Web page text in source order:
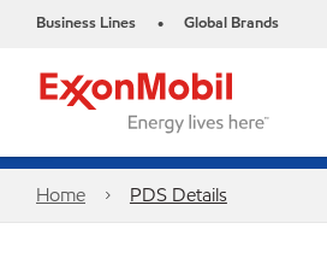
Business Lines • Global Brands
Home PDS Details